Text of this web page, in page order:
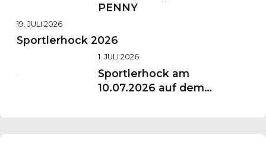
PENNY
19. JULI 2026
Sportlerhock 2026
1. JULI 2026
Sportlerhock am
10.07.2026 auf dem